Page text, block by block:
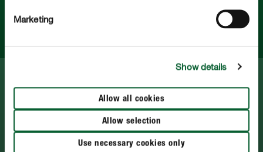
Marketing
Show details
Allow all cookies
Allow selection
Use necessary cookies only
Service
Declarație privind confidențialitatea datelor
Modificați Setările Cookie